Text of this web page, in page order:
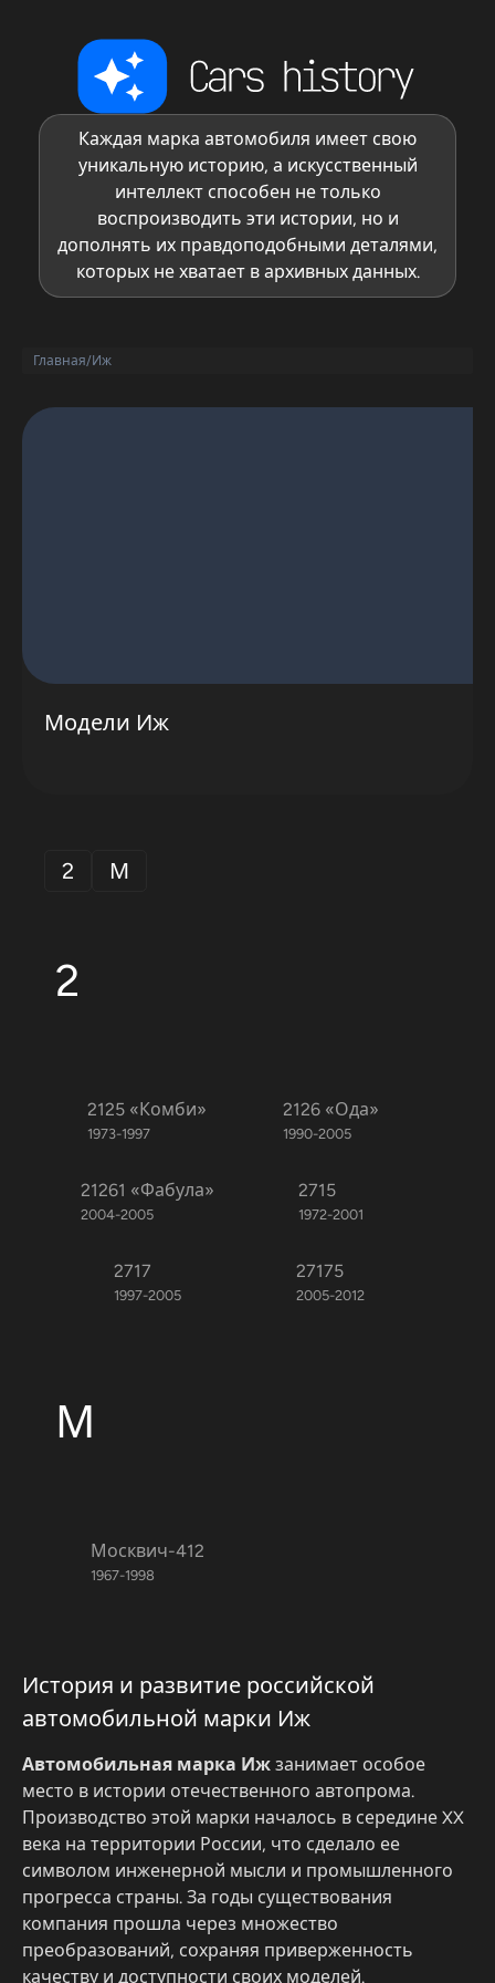
Каждая марка автомобиля имеет свою
уникальную историю, а искусственный
интеллект способен не только
воспроизводить эти истории, но и
дополнять их правдоподобными деталями,
которых не хватает в архивных данных.
Главная/Иж
Модели Иж
2 М
2
2125 «Комби»
1973-1997
2126 «Ода»
1990-2005
21261 «Фабула»
2004-2005
2715
1972-2001
2717
1997-2005
27175
2005-2012
М
Москвич-412
1967-1998
История и развитие российской
автомобильной марки Иж
Автомобильная марка Иж занимает особое
место в истории отечественного автопрома.
Производство этой марки началось в середине XX
века на территории России, что сделало ее
символом инженерной мысли и промышленного
прогресса страны. За годы существования
компания прошла через множество
преобразований, сохраняя приверженность
качеству и доступности своих моделей.